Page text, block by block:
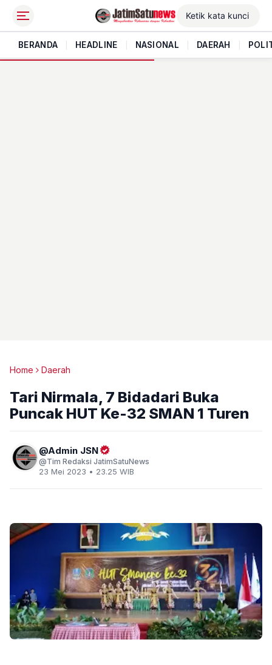
BERANDA HEADLINE NASIONAL DAERAH
Home Daerah
Tari Nirmala, 7 Bidadari Buka
Puncak HUT Ke-32 SMAN 1 Turen
Admin JSN
Tim Redaksi JatimSatuNews
23 Mei 2023 • 23.25 WIB